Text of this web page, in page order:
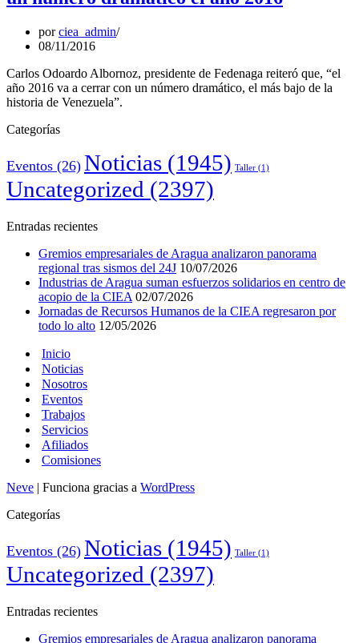
porciea_admin
08/11/2016
Carlos Odoardo Albornoz, presidente de Fedenaga reiteró que, “el
año 2016 va a cerrar con un número dramático, el más bajo de la
historia de Venezuela”.
Categorías
Eventos (26) Noticias (1945) Taller (1)
Uncategorized (2397)
Entradas recientes
Gremios empresariales de Aragua analizaron panorama
regional tras sismos del 24J 10/07/2026
Industrias de Aragua suman esfuerzos solidarios en centro de
acopio de la CIEA 02/07/2026
Jornadas de Recursos Humanos de la CIEA regresaron por
todo lo alto 12/05/2026
Inicio
Noticias
Nosotros
Eventos
Trabajos
Servicios
Afiliados
Comisiones
Neve | Funciona gracias a WordPress
Categorías
Eventos (26) Noticias (1945) Taller (1)
Uncategorized (2397)
Entradas recientes
Gremios empresariales de Aragua analizaron panorama